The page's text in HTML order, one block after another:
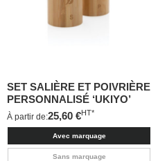
SET SALIÈRE ET POIVRIÈRE
PERSONNALISÉ ‘UKIYO’
À partir de:25,60 €HT*
Avec marquage
Sans marquage